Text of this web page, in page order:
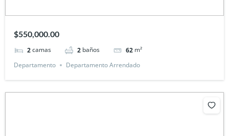
$550,000.00
2camas 2 baños 62 m²
Departamento
Departamento Arrendado